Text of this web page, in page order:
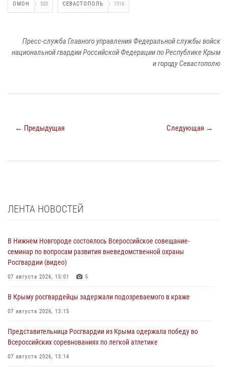
ОМОН 520 СЕВАСТОПОЛЬ 1316
Пресс-служба Главного управления Федеральной службы войск
национальной гвардии Российской Федерации по Республике Крым
и городу Севастополю
← Предыдущая Следующая →
ЛЕНТА НОВОСТЕЙ
В Нижнем Новгороде состоялось Всероссийское совещание-
семинар по вопросам развития вневедомственной охраны
Росгвардии (видео)
07 августа 2026, 15:01 5
В Крыму росгвардейцы задержали подозреваемого в краже
07 августа 2026, 13:15
Представительница Росгвардии из Крыма одержала победу во
Всероссийских соревнованиях по легкой атлетике
07 августа 2026, 13:14